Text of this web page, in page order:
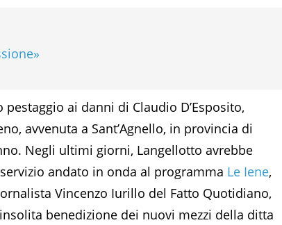
ai danni di Claudio D’Esposito,
avvenuta a Sant’Agnello, in provincia di
Negli ultimi giorni, Langellotto avrebbe
andato in onda al programma Le Iene,
Vincenzo Iurillo del Fatto Quotidiano,
benedizione dei nuovi mezzi della ditta